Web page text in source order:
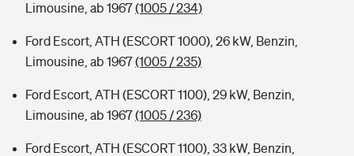
Limousine, ab 1967(1005 / 234)
Ford Escort, ATH (ESCORT 1000), 26 kW, Benzin,
Limousine, ab 1967(1005 / 235)
Ford Escort, ATH (ESCORT 1100), 29 kW, Benzin,
Limousine, ab 1967(1005 / 236)
Ford Escort, ATH (ESCORT 1100), 33 kW, Benzin,